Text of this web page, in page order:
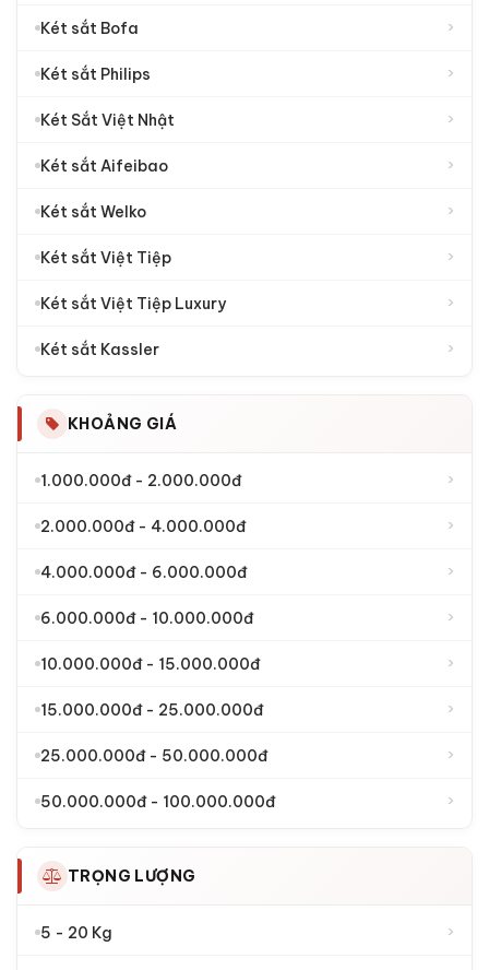
Két sắt Bofa ›
Két sắt Philips ›
Két Sắt Việt Nhật ›
Két sắt Aifeibao ›
Két sắt Welko ›
Két sắt Việt Tiệp ›
Két sắt Việt Tiệp Luxury ›
Két sắt Kassler ›
KHOẢNG GIÁ
1.000.000đ - 2.000.000đ ›
2.000.000đ - 4.000.000đ ›
4.000.000đ - 6.000.000đ ›
6.000.000đ - 10.000.000đ ›
10.000.000đ - 15.000.000đ ›
15.000.000đ - 25.000.000đ ›
25.000.000đ - 50.000.000đ ›
50.000.000đ - 100.000.000đ ›
TRỌNG LƯỢNG
5 - 20 Kg ›